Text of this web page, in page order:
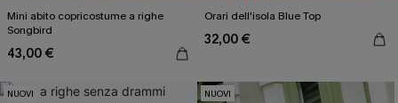
Mini abito copricostume a righe
Songbird
43,00 €
Orari dell'isola Blue Top
32,00 €
NUOVI NUOVI